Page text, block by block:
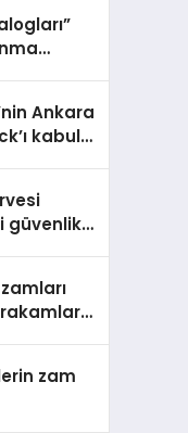
Ankara
kabul
güvenlik”
zam